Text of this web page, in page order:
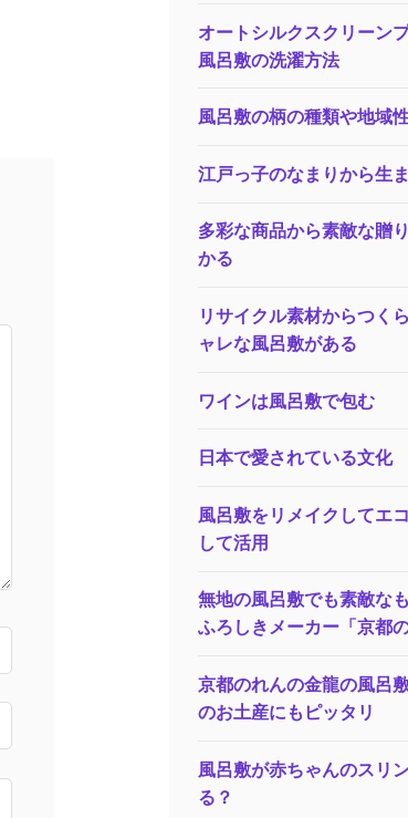
オートシルクスクリーン
風呂敷の洗濯方法
風呂敷の柄の種類や地域
江戸っ子のなまりから生
多彩な商品から素敵な贈
かる
リサイクル素材からつく
ャレな風呂敷がある
ワインは風呂敷で包む
日本で愛されている文化
風呂敷をリメイクしてエ
して活用
無地の風呂敷でも素敵な
ふろしきメーカー「京都の
京都のれんの金龍の風呂
のお土産にもピッタリ
風呂敷が赤ちゃんのスリ
る？